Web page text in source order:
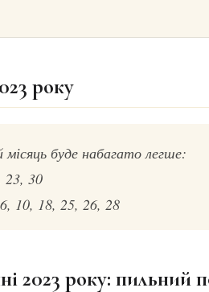
року
буде набагато легше:
23, 30
10, 18, 25, 26, 28
2023 року: пильний